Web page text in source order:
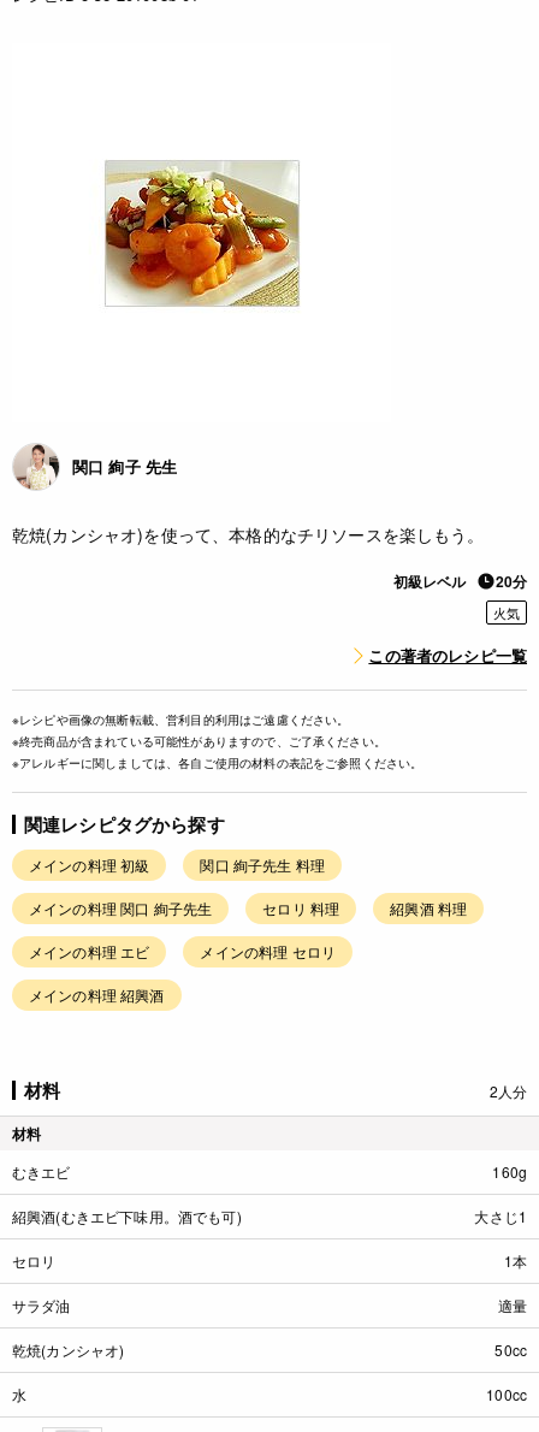
関口 絢子 先生
乾焼(カンシャオ)を使って、本格的なチリソースを楽しもう。
初級レベル 20分
火気
この著者のレシピ一覧
※レシピや画像の無断転載、営利目的利用はご遠慮ください。
※終売商品が含まれている可能性がありますので、ご了承ください。
※アレルギーに関しましては、各自ご使用の材料の表記をご参照ください。
関連レシピタグから探す
メインの料理 初級 関口 絢子先生 料理
メインの料理 関口 絢子先生 セロリ 料理 紹興酒 料理
メインの料理 エビ メインの料理 セロリ
メインの料理 紹興酒
材料 2人分
材料
むきエビ 160g
紹興酒(むきエビ下味用。酒でも可) 大さじ1
セロリ 1本
サラダ油 適量
乾焼(カンシャオ) 50cc
水 100cc